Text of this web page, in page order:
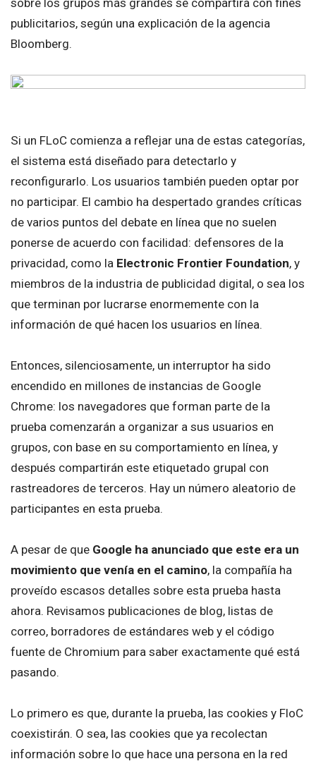
sobre los grupos más grandes se compartirá con fines
publicitarios, según una explicación de la agencia
Bloomberg.
Si un FLoC comienza a reflejar una de estas categorías,
el sistema está diseñado para detectarlo y
reconfigurarlo. Los usuarios también pueden optar por
no participar. El cambio ha despertado grandes críticas
de varios puntos del debate en línea que no suelen
ponerse de acuerdo con facilidad: defensores de la
privacidad, como la Electronic Frontier Foundation, y
miembros de la industria de publicidad digital, o sea los
que terminan por lucrarse enormemente con la
información de qué hacen los usuarios en línea.
Entonces, silenciosamente, un interruptor ha sido
encendido en millones de instancias de Google
Chrome: los navegadores que forman parte de la
prueba comenzarán a organizar a sus usuarios en
grupos, con base en su comportamiento en línea, y
después compartirán este etiquetado grupal con
rastreadores de terceros. Hay un número aleatorio de
participantes en esta prueba.
A pesar de que Google ha anunciado que este era un
movimiento que venía en el camino, la compañía ha
proveído escasos detalles sobre esta prueba hasta
ahora. Revisamos publicaciones de blog, listas de
correo, borradores de estándares web y el código
fuente de Chromium para saber exactamente qué está
pasando.
Lo primero es que, durante la prueba, las cookies y FloC
coexistirán. O sea, las cookies que ya recolectan
información sobre lo que hace una persona en la red